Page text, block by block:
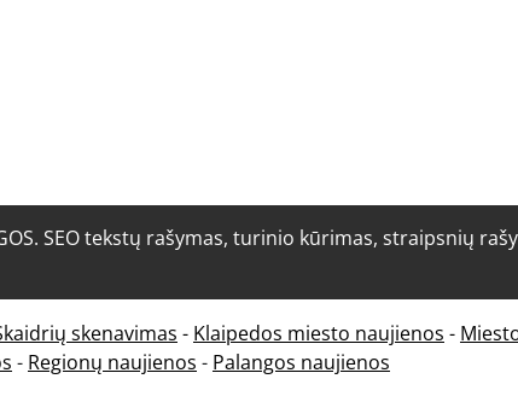
SEO tekstų rašymas, turinio kūrimas, straipsnių
skenavimas - Klaipedos miesto naujienos -
- Regionų naujienos - Palangos naujienos